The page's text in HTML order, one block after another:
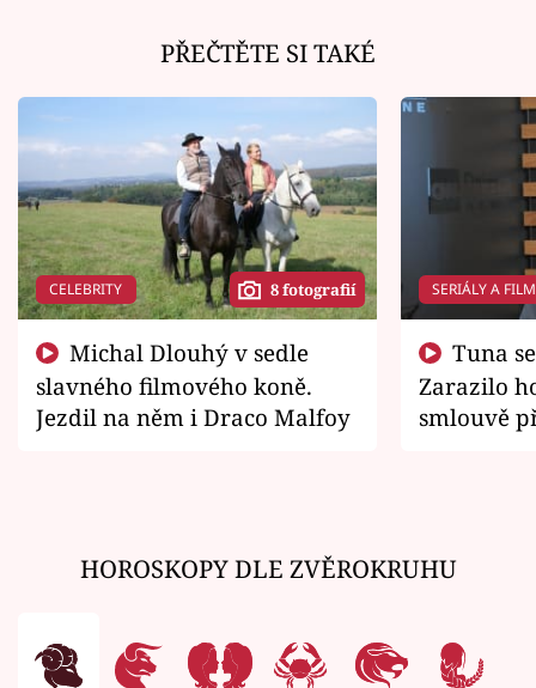
PŘEČTĚTE SI TAKÉ
CELEBRITY 8 fotografií
slavného filmového koně.
Jezdil na něm i Draco Malfoy
SERIÁLY A
Zarazilo
smlouvě
HOROSKOPY DLE ZVĚROKRUHU